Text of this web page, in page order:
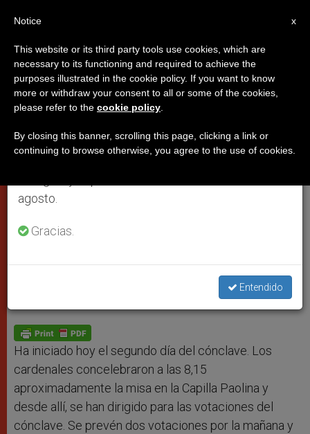
Miércoles 13, segundo día del
cónclave
por la tarde. El nuevo sistema de
fumata y los fumógenos utilizados
W
s
A
p
p
M
e
n
g
e
r
F
b
o
o
k
T
t
e
S
e
Ha iniciado hoy el segundo día del cónclave. Los
cardenales concelebraron a las 8,15
aproximadamente la misa en la Capilla Paolina y
desde allí, se han dirigido para las votaciones del
cónclave. Se prevén dos votaciones por la mañana y
×
Aviso importante
Del 27 de julio al 7 de agosto haremos la pausa
anual, aprovechando que en el periodo de verano
se generan menos informaciones y también el
agosto.
Gracias.
Entendido
x
Notice
This website or its third party tools use cookies, which are
necessary to its functioning and required to achieve the
purposes illustrated in the cookie policy. If you want to know
more or withdraw your consent to all or some of the cookies,
please refer to the cookie policy
By closing this banner, scrolling this page, clicking a link or
continuing to browse otherwise, you agree to the use of cookies.